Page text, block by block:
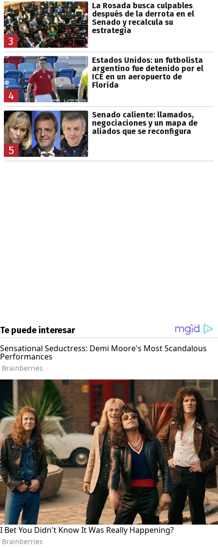
3
La Rosada busca culpables
después de la derrota en el
Senado y recalcula su
estrategia
4
Estados Unidos: un futbolista
argentino fue detenido por el
ICE en un aeropuerto de
Florida
5
Senado caliente: llamados,
negociaciones y un mapa de
aliados que se reconfigura